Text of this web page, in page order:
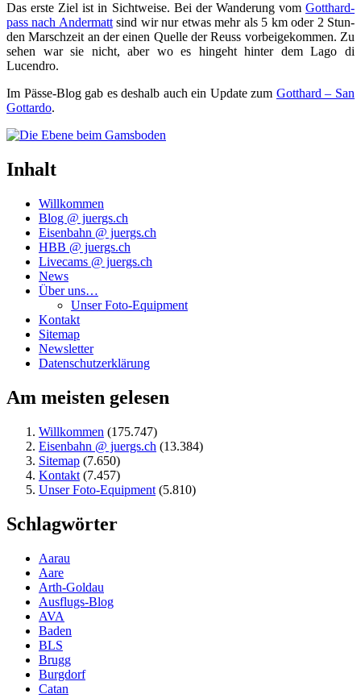
Das ers­te Ziel ist in Sicht­wei­se. Bei der Wan­de­rung vom Gott­hard­
pass nach Ander­mattsind wir nur etwas mehr als 5 km oder 2 Stun­
den Marsch­zeit an der einen Quel­le der Reuss vor­bei­ge­kom­men. Zu
sehen war sie nicht, aber wo es hin­geht hin­ter dem Lago di
Lucendro.
Im Päs­se-Blog gab es des­halb auch ein Update zum Gott­hard – San
Got­tar­do.
Inhalt
Willkommen
Blog @ juergs.ch
Eisenbahn @ juergs.ch
HBB @ juergs.ch
Livecams @ juergs.ch
News
Über uns…
Unser Foto-Equipment
Kontakt
Sitemap
Newsletter
Datenschutzerklärung
Am meisten gelesen
Willkommen (175.747)
Eisenbahn @ juergs.ch (13.384)
Sitemap (7.650)
Kontakt (7.457)
Unser Foto-Equipment (5.810)
Schlagwörter
Aarau
Aare
Arth-Goldau
Ausflugs-Blog
AVA
Baden
BLS
Brugg
Burgdorf
Catan